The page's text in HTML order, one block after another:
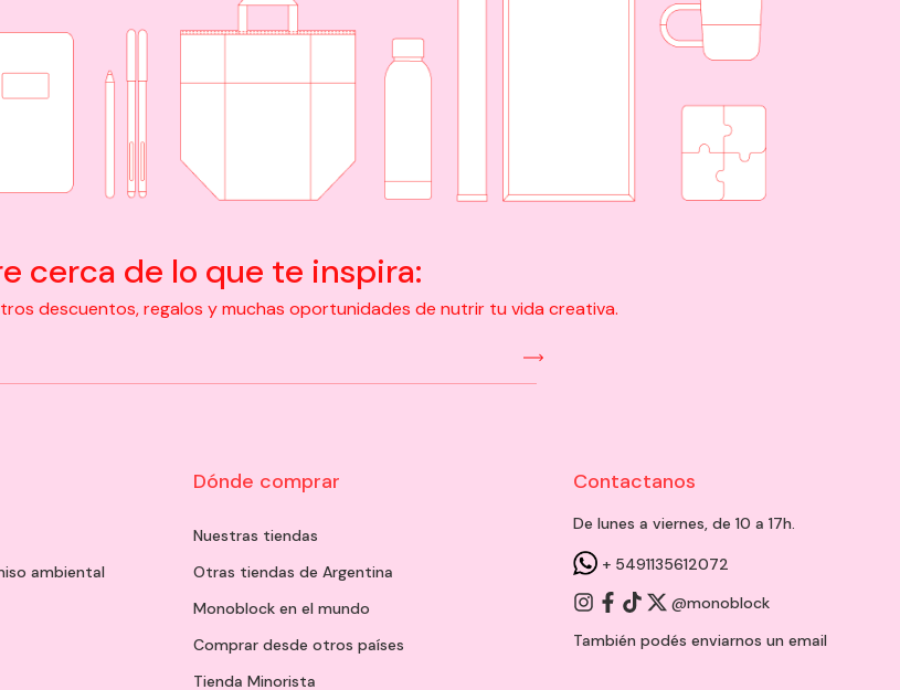
cerca de lo que te inspira:
descuentos, regalos y muchas oportunidades de nutrir tu vida creativa.
ambiental
Dónde comprar
Nuestras tiendas
Otras tiendas de Argentina
Monoblock en el mundo
Comprar desde otros países
Tienda Minorista
Contactanos
De lunes a viernes, de 10 a 17h.
+ 5491135612072
@monoblock
También podés enviarnos un email